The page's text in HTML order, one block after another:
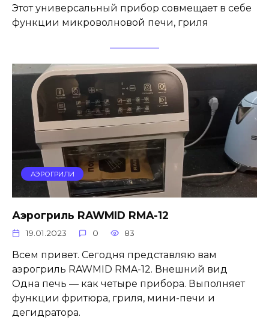
Этот универсальный прибор совмещает в себе
функции микроволновой печи, гриля
АЭРОГРИЛИ
Аэрогриль RAWMID RMA-12
19.01.2023 0 83
Всем привет. Сегодня представляю вам
аэрогриль RAWMID RMA-12. Внешний вид
Одна печь — как четыре прибора. Выполняет
функции фритюра, гриля, мини-печи и
дегидратора.